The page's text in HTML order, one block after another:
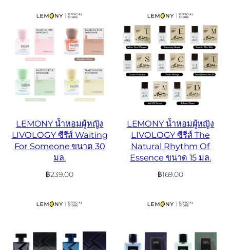
LEMONY น้ำหอมผู้หญิง
LIVOLOGY ซีรีส์ Waiting
For Someone ขนาด 30
มล.
฿239.00
LEMONY น้ำหอมผู้หญิง
LIVOLOGY ซีรีส์ The
Natural Rhythm Of
Essence ขนาด 15 มล.
฿169.00